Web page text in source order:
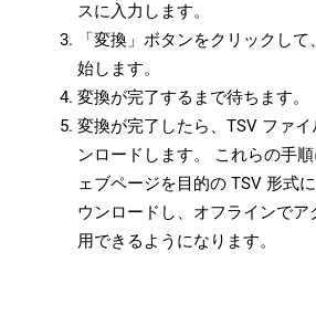
スに入力します。
「変換」ボタンをクリックし
始します。
変換が完了するまで待ちます。
変換が完了したら、TSV ファ
ンロードします。 これらの手
ェブページを目的の TSV 形式
ウンロードし、オフラインでア
用できるようになります。